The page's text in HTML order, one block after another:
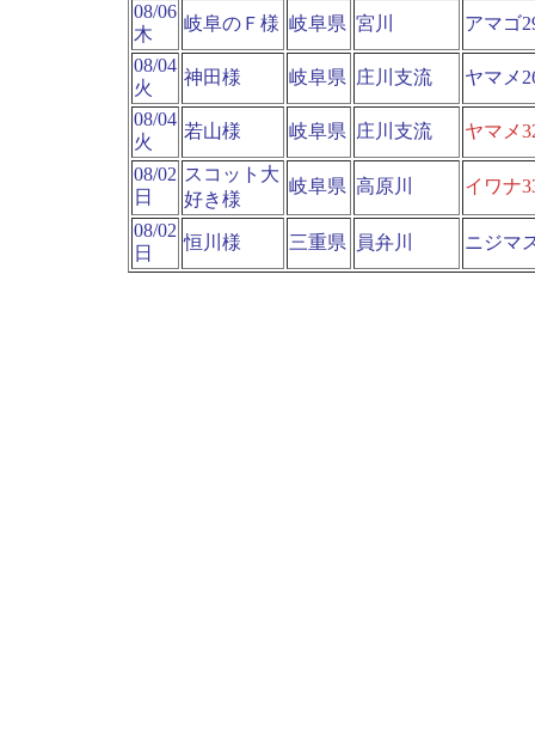
08/06
木
岐阜のＦ様 岐阜県 宮川 アマゴ
08/04
火
神田様 岐阜県 庄川支流 ヤマメ
08/04
火
若山様 岐阜県 庄川支流 ヤマメ
08/02
日
スコット大
好き様
岐阜県 高原川 イワナ
08/02
日
恒川様 三重県 員弁川 ニジマ